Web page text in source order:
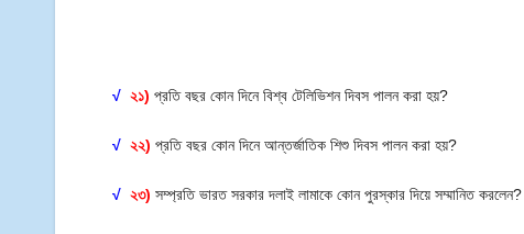
√ ২১) প্রতি বছর কোন দিনে বিশ্ব টেলিভিশন দিবস পালন করা হয়?
√ ২২) প্রতি বছর কোন দিনে আন্তর্জাতিক শিশু দিবস পালন করা হয়?
√ ২৩) সম্প্রতি ভারত সরকার দলাই লামাকে কোন পুরস্কার দিয়ে সম্মানিত করলেন?